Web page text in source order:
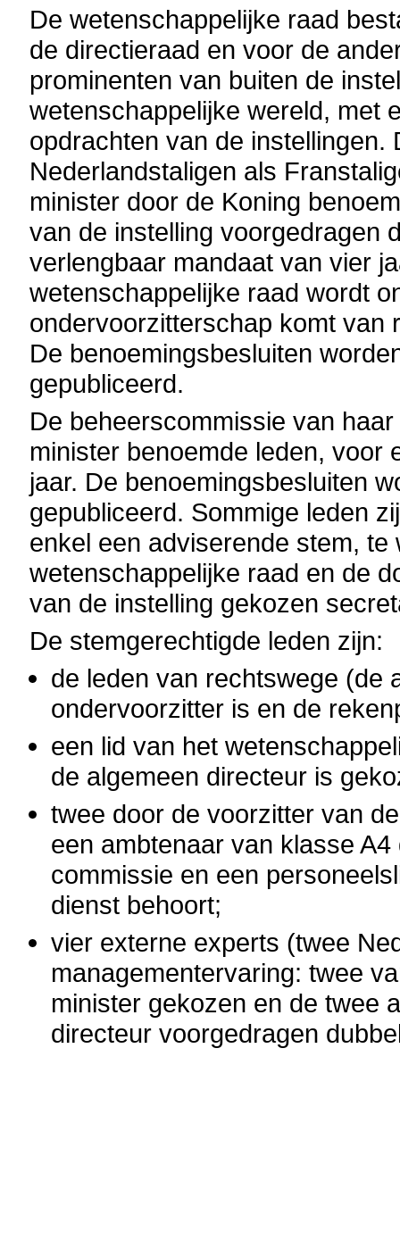
De wetenschappelijke raad
de directieraad en voor de
prominenten van buiten de
wetenschappelijke wereld, met
opdrachten van de instellingen.
Nederlandstaligen als
minister door de Koning
van de instelling voorgedragen
verlengbaar mandaat van vier
wetenschappelijke raad wordt
ondervoorzitterschap komt van
De benoemingsbesluiten
gepubliceerd.
De beheerscommissie van
minister benoemde leden, voor
jaar. De benoemingsbesluiten
gepubliceerd. Sommige leden
enkel een adviserende stem,
wetenschappelijke raad en de
van de instelling gekozen
De stemgerechtigde leden zijn:
de leden van rechtswege (de
ondervoorzitter is en de
een lid van het
de algemeen directeur is
twee door de voorzitter van
een ambtenaar van klasse
commissie en een
dienst behoort;
vier externe experts (twee
managementervaring: twee
minister gekozen en de twee
directeur voorgedragen